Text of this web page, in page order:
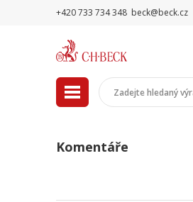
+420 733 734 348 beck@beck.cz
Komentáře